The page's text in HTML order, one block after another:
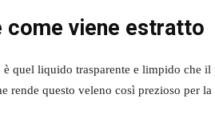
come viene estratto
è quel liquido trasparente e limpido che
rende questo veleno così prezioso per la